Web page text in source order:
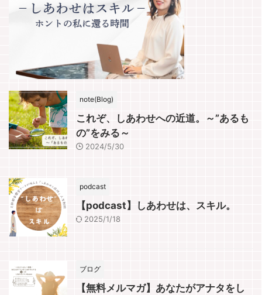
note(Blog)
これぞ、しあわせへの近道。～”あるも
の”をみる～
2024/5/30
podcast
【podcast】しあわせは、スキル。
2025/1/18
ブログ
【無料メルマガ】あなたがアナタをし